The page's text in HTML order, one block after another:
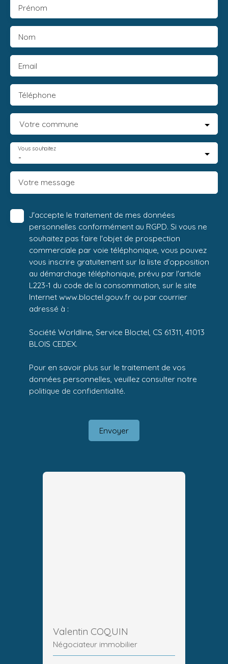
Prénom
Nom
Email
Téléphone
Votre commune
-
Vous souhaitez
Votre message
J'accepte le traitement de mes données
personnelles conformément au RGPD. Si vous ne
souhaitez pas faire l'objet de prospection
commerciale par voie téléphonique, vous pouvez
vous inscrire gratuitement sur la liste d'opposition
au démarchage téléphonique, prévu par l'article
L223-1 du code de la consommation, sur le site
Internet www.bloctel.gouv.fr ou par courrier
adressé à :
Société Worldline, Service Bloctel, CS 61311, 41013
BLOIS CEDEX.
Pour en savoir plus sur le traitement de vos
données personnelles, veuillez consulter notre
politique de confidentialité.
Envoyer
Valentin COQUIN
Négociateur immobilier